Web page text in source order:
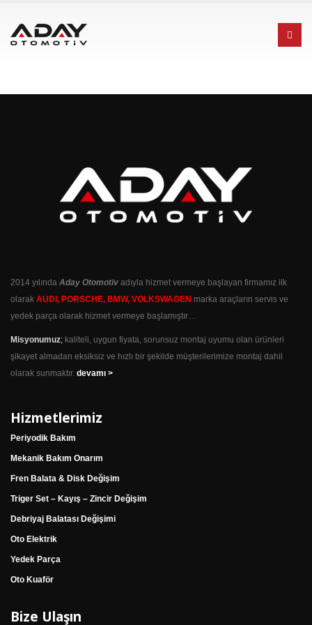
2014 yılında Aday Otomotiv adıyla hizmet vermeye başlayan firmamız ilk
olarak AUDI, PORSCHE, BMW, VOLKSWAGEN marka araçların servis ve
yedek parça olarak hizmet vermeye başlamıştır…
Misyonumuz; kaliteli, uygun fiyata, sorunsuz montaj uyumu olan ürünleri
şikayet almadan eksiksiz ve hızlı bir şekilde müşterilerimize montaj dahil
olarak sunmaktır. devamı >
Hizmetlerimiz
Periyodik Bakım
Mekanik Bakım Onarım
Fren Balata & Disk Değişim
Triger Set – Kayış – Zincir Değişim
Debriyaj Balatası Değişimi
Oto Elektrik
Yedek Parça
Oto Kuaför
Bize Ulaşın